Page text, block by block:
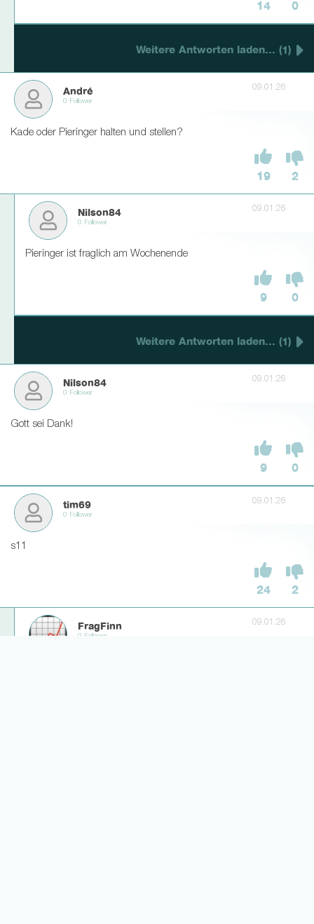
14 0
Weitere Antworten laden... (1)
André
0 Follower
09.01.26
Kade oder Pieringer halten und stellen?
19 2
Nilson84
0 Follower
09.01.26
Pieringer ist fraglich am Wochenende
9 0
Weitere Antworten laden... (1)
Nilson84
0 Follower
09.01.26
Gott sei Dank!
9 0
tim69
0 Follower
09.01.26
s11
24 2
FragFinn
0 Follower
09.01.26